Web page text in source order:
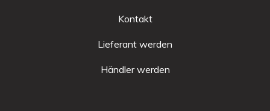
Kontakt
Lieferant werden
Händler werden